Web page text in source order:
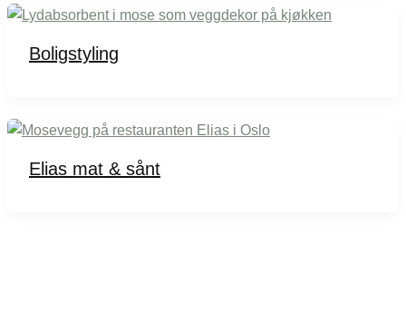
Boligstyling
Elias mat & sånt